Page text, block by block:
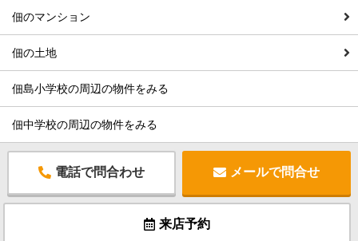
佃のマンション
佃の土地
佃島小学校の周辺の物件をみる
佃中学校の周辺の物件をみる
電話で問合わせ メールで問合せ
来店予約